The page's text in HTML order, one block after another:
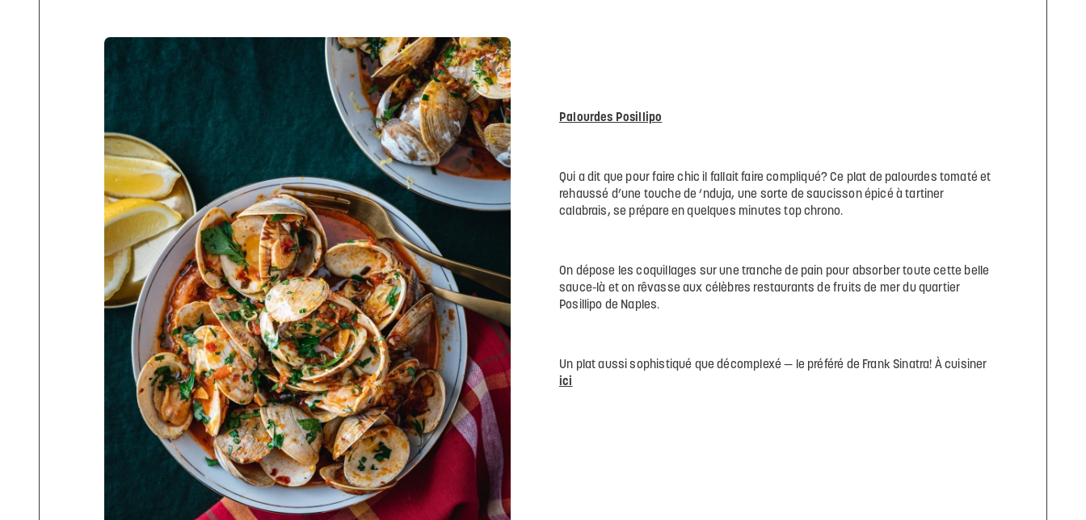
Palourdes Posillipo
Qui a dit que pour faire chic il fallait faire compliqué? Ce plat de palourdes tomaté et
rehaussé d’une touche de ‘nduja, une sorte de saucisson épicé à tartiner
calabrais, se prépare en quelques minutes top chrono.
On dépose les coquillages sur une tranche de pain pour absorber toute cette belle
sauce-là et on rêvasse aux célèbres restaurants de fruits de mer du quartier
Posillipo de Naples.
Un plat aussi sophistiqué que décomplexé — le préféré de Frank Sinatra! À cuisiner
ici